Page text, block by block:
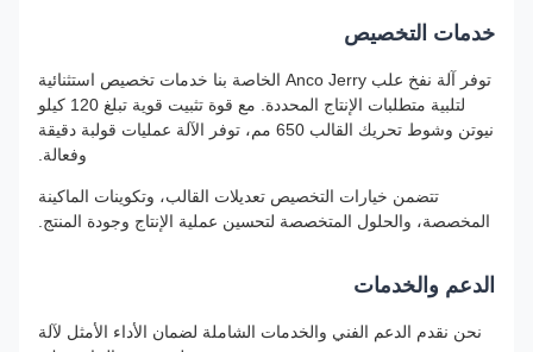
خدمات التخصيص
توفر آلة نفخ علب Anco Jerry الخاصة بنا خدمات تخصيص استثنائية
لتلبية متطلبات الإنتاج المحددة. مع قوة تثبيت قوية تبلغ 120 كيلو
نيوتن وشوط تحريك القالب 650 مم، توفر الآلة عمليات قولبة دقيقة
وفعالة.
تتضمن خيارات التخصيص تعديلات القالب، وتكوينات الماكينة
المخصصة، والحلول المتخصصة لتحسين عملية الإنتاج وجودة المنتج.
الدعم والخدمات
نحن نقدم الدعم الفني والخدمات الشاملة لضمان الأداء الأمثل لآلة